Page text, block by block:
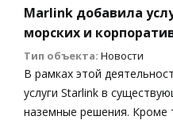
Marlink добавила
морских и
Тип объекта: Новости
В рамках этой
услуги Starlink в
наземные решения. Кроме